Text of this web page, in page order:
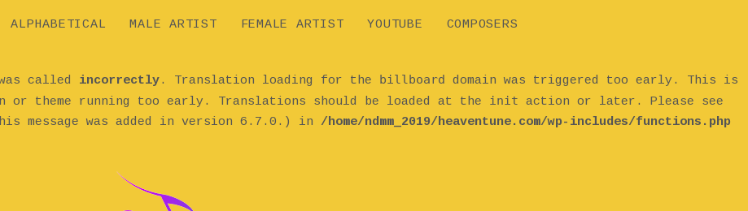
called incorrectly. Translation loading for the billboard domain was triggered too early. This is
theme running too early. Translations should be loaded at the init action or later. Please see
message was added in version 6.7.0.) in /home/ndmm_2019/heaventune.com/wp-includes/functions.php
ALPHABETICAL MALE ARTIST FEMALE ARTIST YOUTUBE COMPOSERS